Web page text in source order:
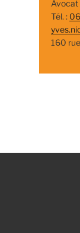
Avocat
Tél. :
160